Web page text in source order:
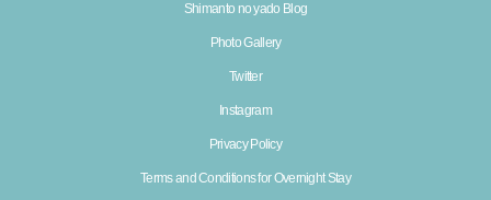
Shimanto no yado Blog
Photo Gallery
Twitter
Instagram
Privacy Policy
Terms and Conditions for Overnight Stay